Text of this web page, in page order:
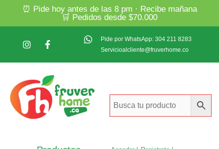
⏰ Pide hoy antes de las 8 pm · Recibe mañana
🛒 Pedidos desde $70.000
Pide por WhatsApp: 304 211 8283
Servicioalcliente@fruverhome.co